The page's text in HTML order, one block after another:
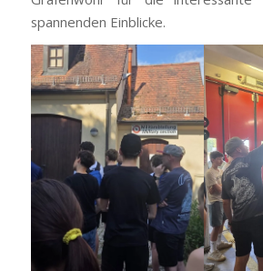
spannenden Einblicke.